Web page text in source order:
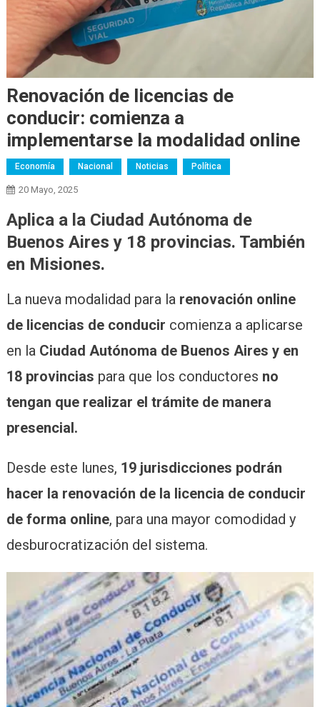
Renovación de licencias de
conducir: comienza a
implementarse la modalidad online
Economía Nacional Noticias Política
20 Mayo, 2025
Aplica a la Ciudad Autónoma de
Buenos Aires y 18 provincias. También
en Misiones.
La nueva modalidad para la renovación online
de licencias de conducir comienza a aplicarse
en la Ciudad Autónoma de Buenos Aires y en
18 provincias para que los conductores no
tengan que realizar el trámite de manera
presencial.
Desde este lunes, 19 jurisdicciones podrán
hacer la renovación de la licencia de conducir
de forma online, para una mayor comodidad y
desburocratización del sistema.